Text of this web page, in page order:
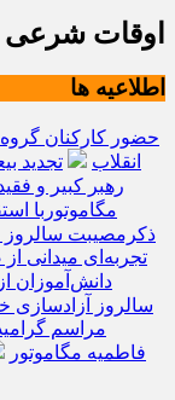
اوقات شرعی
اطلاعیه ها
حضور کارکنان
انقلاب
تجدید
رهبر کبیر و
مگاموتوربا
ذکرمصیبت سالروز
تجربه‌ای میدانی
دانش‌آموزان
سالروز
مراسم
فاطمیه مگاموتور